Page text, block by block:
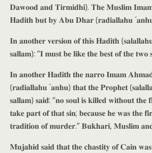
𝐃𝐚𝐰𝐨𝐨𝐝 𝐚𝐧𝐝 𝐓𝐢𝐫𝐦𝐢𝐝𝐡𝐢). 𝐓𝐡𝐞 𝐌𝐮𝐬𝐥𝐢𝐦
𝐇𝐚𝐝𝐢𝐭𝐡 𝐛𝐮𝐭 𝐛𝐲 𝐀𝐛𝐮 𝐃𝐡𝐚𝐫 (𝐫𝐚𝐝𝐢𝐚𝐥𝐥𝐚𝐡𝐮
𝐈𝐧 𝐚𝐧𝐨𝐭𝐡𝐞𝐫 𝐯𝐞𝐫𝐬𝐢𝐨𝐧 𝐨𝐟 𝐭𝐡𝐢𝐬 𝐇𝐚𝐝𝐢𝐭𝐡
𝐬𝐚𝐥𝐥𝐚𝐦): “𝐈 𝐦𝐮𝐬𝐭 𝐛𝐞 𝐥𝐢𝐤𝐞 𝐭𝐡𝐞 𝐛𝐞𝐬𝐭 𝐨𝐟 𝐭𝐡𝐞
𝐈𝐧 𝐚𝐧𝐨𝐭𝐡𝐞𝐫 𝐇𝐚𝐝𝐢𝐭𝐡 𝐭𝐡𝐞 𝐧𝐚𝐫𝐫𝐨 𝐈𝐦𝐚𝐦
(𝐫𝐚𝐝𝐢𝐚𝐥𝐥𝐚𝐡𝐮 ´𝐚𝐧𝐡𝐮) 𝐭𝐡𝐚𝐭 𝐭𝐡𝐞 𝐏𝐫𝐨𝐩𝐡𝐞𝐭
𝐬𝐚𝐥𝐥𝐚𝐦) 𝐬𝐚𝐢𝐝: “𝐧𝐨 𝐬𝐨𝐮𝐥 𝐢𝐬 𝐤𝐢𝐥𝐥𝐞𝐝 𝐰𝐢𝐭𝐡𝐨𝐮𝐭
𝐭𝐚𝐤𝐞 𝐩𝐚𝐫𝐭 𝐨𝐟 𝐭𝐡𝐚𝐭 𝐬𝐢𝐧; 𝐛𝐞𝐜𝐚𝐮𝐬𝐞 𝐡𝐞 𝐰𝐚𝐬 𝐭𝐡𝐞
𝐭𝐫𝐚𝐝𝐢𝐭𝐢𝐨𝐧 𝐨𝐟 𝐦𝐮𝐫𝐝𝐞𝐫.” 𝐁𝐮𝐤𝐡𝐚𝐫𝐢, 𝐌𝐮𝐬𝐥𝐢𝐦
𝐌𝐮𝐣𝐚𝐡𝐢𝐝 𝐬𝐚𝐢𝐝 𝐭𝐡𝐚𝐭 𝐭𝐡𝐞 𝐜𝐡𝐚𝐬𝐭𝐢𝐭𝐲 𝐨𝐟 𝐂𝐚𝐢𝐧